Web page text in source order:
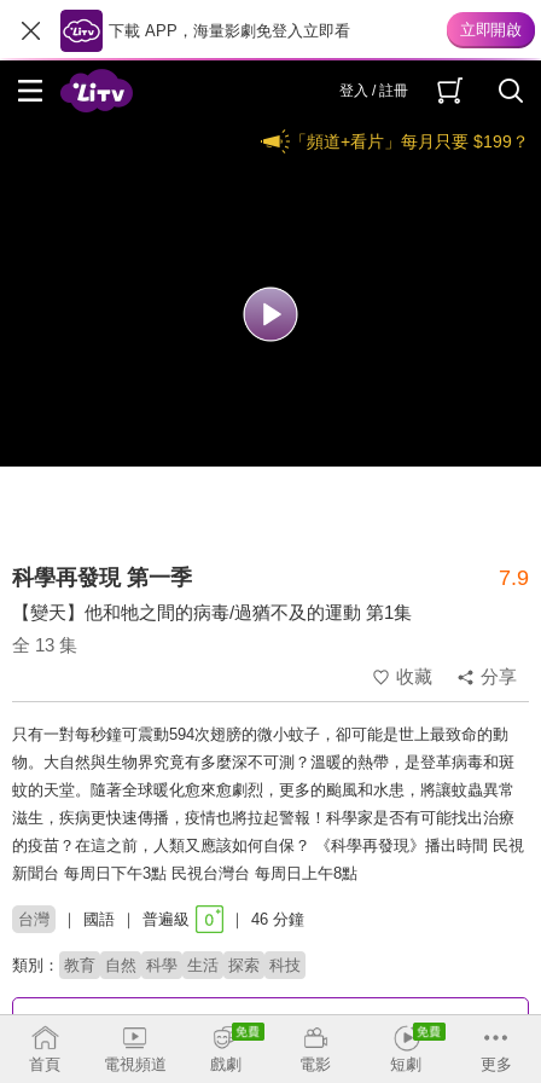
下載 APP，海量影劇免登入立即看
登入 / 註冊
「頻道+看片」每月只要 $199？
科學再發現 第一季 7.9
【變天】他和牠之間的病毒/過猶不及的運動 第1集
全 13 集
收藏
分享
只有一對每秒鐘可震動594次翅膀的微小蚊子，卻可能是世上最致命的動
物。大自然與生物界究竟有多麼深不可測？溫暖的熱帶，是登革病毒和斑
蚊的天堂。隨著全球暖化愈來愈劇烈，更多的颱風和水患，將讓蚊蟲異常
滋生，疾病更快速傳播，疫情也將拉起警報！科學家是否有可能找出治療
的疫苗？在這之前，人類又應該如何自保？ 《科學再發現》播出時間 民視
新聞台 每周日下午3點 民視台灣台 每周日上午8點
台灣 國語 普遍級 46 分鐘
類別： 教育 自然 科學 生活 探索 科技
收回
首頁 電視頻道 戲劇 電影 短劇 更多